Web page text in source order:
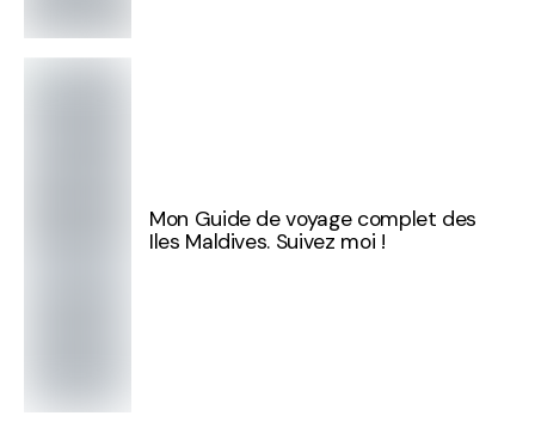
Mon Guide de voyage complet des
Iles Maldives. Suivez moi !